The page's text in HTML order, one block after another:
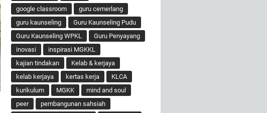
google classroom
guru cemerlang
guru kaunseling
Guru Kaunseling Pudu
Guru Kaunseling WPKL
Guru Penyayang
inovasi
inspirasi MGKKL
kajian tindakan
Kelab & kerjaya
kelab kerjaya
kertas kerja
KLCA
kurikulum
MGKK
mind and soul
peer
pembangunan sahsiah